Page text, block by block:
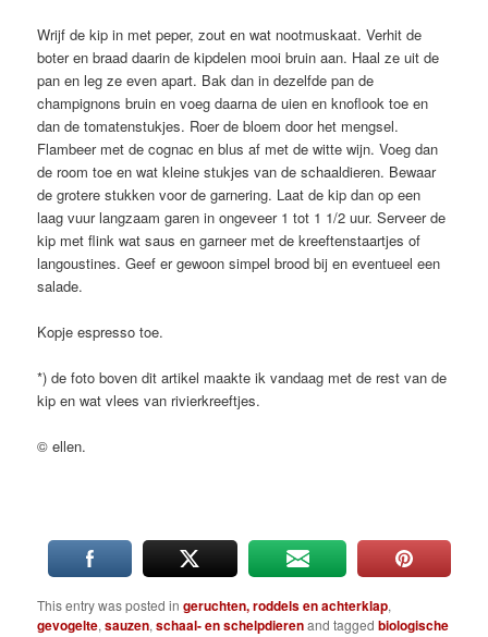
Wrijf de kip in met peper, zout en wat nootmuskaat. Verhit de
boter en braad daarin de kipdelen mooi bruin aan. Haal ze uit de
pan en leg ze even apart. Bak dan in dezelfde pan de
champignons bruin en voeg daarna de uien en knoflook toe en
dan de tomatenstukjes. Roer de bloem door het mengsel.
Flambeer met de cognac en blus af met de witte wijn. Voeg dan
de room toe en wat kleine stukjes van de schaaldieren. Bewaar
de grotere stukken voor de garnering. Laat de kip dan op een
laag vuur langzaam garen in ongeveer 1 tot 1 1/2 uur. Serveer de
kip met flink wat saus en garneer met de kreeftenstaartjes of
langoustines. Geef er gewoon simpel brood bij en eventueel een
salade.
Kopje espresso toe.
*) de foto boven dit artikel maakte ik vandaag met de rest van de
kip en wat vlees van rivierkreeftjes.
© ellen.
This entry was posted ingeruchten, roddels en achterklap,
gevogelte,sauzen,schaal- en schelpdierenand taggedbiologische